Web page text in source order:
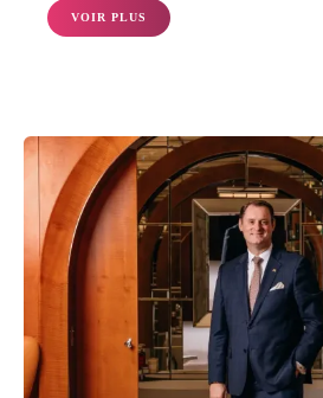
VOIR PLUS